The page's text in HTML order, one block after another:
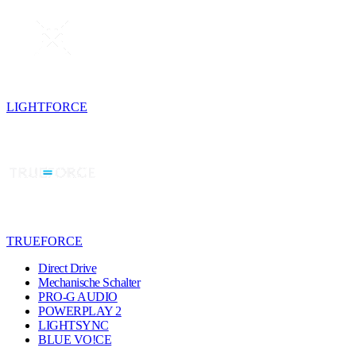
LIGHTFORCE
TRUEFORCE
Direct Drive
Mechanische Schalter
PRO-G AUDIO
POWERPLAY 2
LIGHTSYNC
BLUE VO!CE